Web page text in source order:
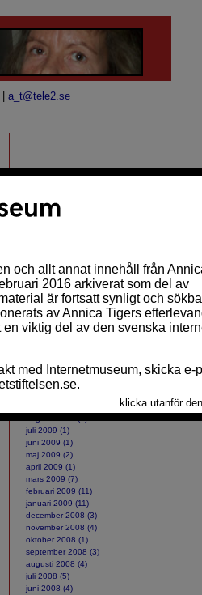
|a_t@tele2.se
september 2010 (10)
augusti 2010 (2)
juli 2010 (1)
maj 2010 (1)
april 2010 (5)
mars 2010 (11)
december 2009 (8)
november 2009 (5)
juli 2009 (1)
juni 2009 (1)
maj 2009 (2)
april 2009 (1)
mars 2009 (7)
februari 2009 (11)
januari 2009 (11)
december 2008 (3)
november 2008 (4)
oktober 2008 (1)
september 2008 (3)
augusti 2008 (4)
juli 2008 (5)
juni 2008 (4)